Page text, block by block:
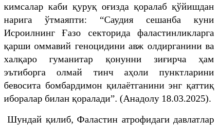
кимсалар каби қуруқ оғизда қоралаб қўйишдан
нарига ўтмаяпти: “Саудия сешанба куни
Исроилнинг Ғазо секторида фаластинликларга
қарши оммавий геноцидини авж олдирганини ва
халқаро гуманитар қонунни зиғирча ҳам
эътиборга олмай тинч аҳоли пунктларини
бевосита бомбардимон қилаётганини энг қаттиқ
иборалар билан қоралади”. (Анадолу 18.03.2025).
Шундай қилиб, Фаластин атрофидаги давлатлар